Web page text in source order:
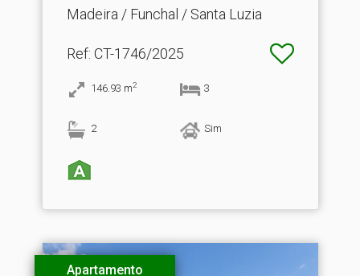
Madeira / Funchal / Santa Luzia
Ref: CT-1746/2025
146.93 m2 3
2 Sim
Apartamento